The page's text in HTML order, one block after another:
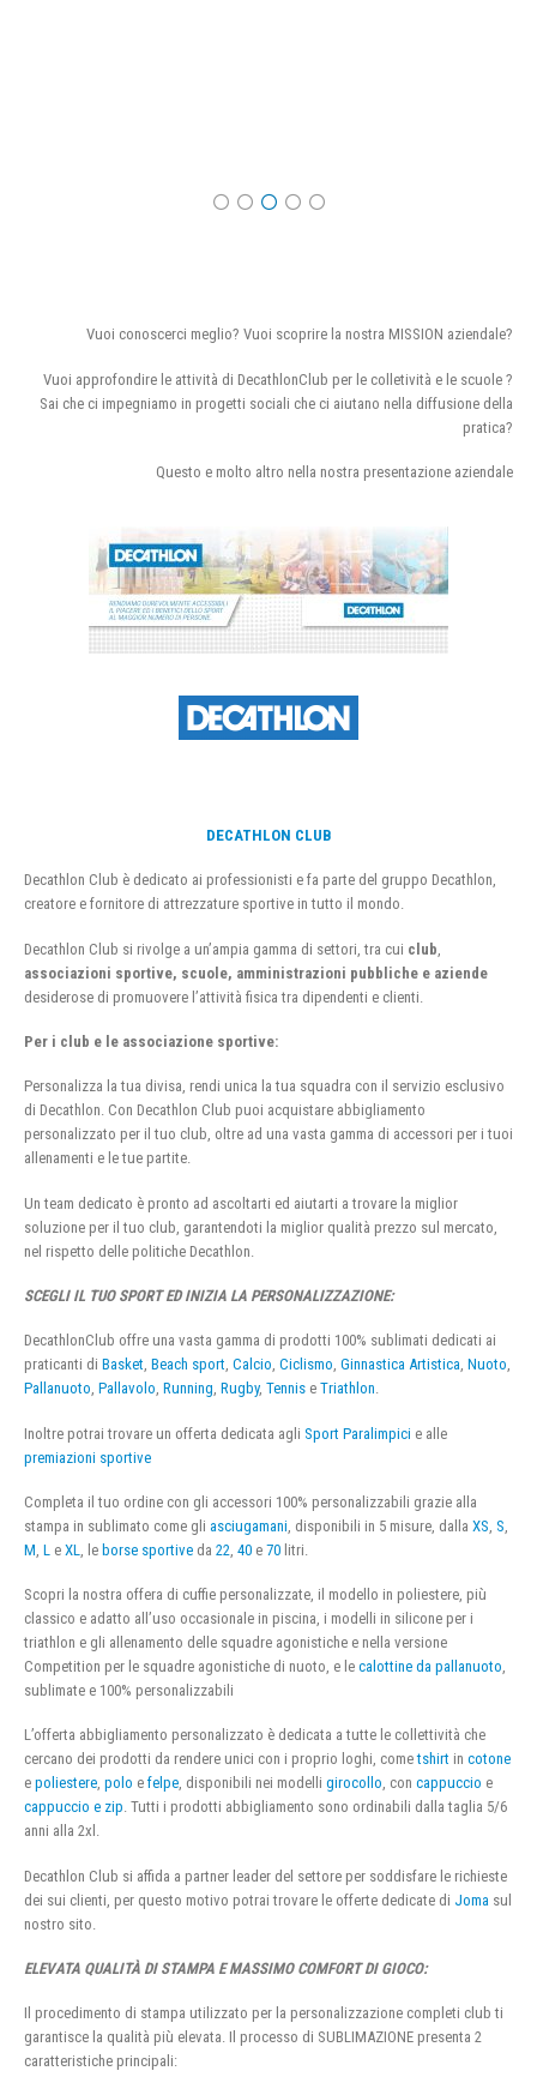
Vuoi conoscerci meglio? Vuoi scoprire la nostra MISSION aziendale?
Vuoi approfondire le attività di DecathlonClub per le colletività e le scuole ?
Sai che ci impegniamo in progetti sociali che ci aiutano nella diffusione della
pratica?
Questo e molto altro nella nostra presentazione aziendale
DECATHLON CLUB
Decathlon Club è dedicato ai professionisti e fa parte del gruppo Decathlon,
creatore e fornitore di attrezzature sportive in tutto il mondo.
Decathlon Club si rivolge a un’ampia gamma di settori, tra cui club
associazioni sportive, scuole, amministrazioni pubbliche e aziende
desiderose di promuovere l’attività fisica tra dipendenti e clienti.
Per i club e le associazione sportive:
Personalizza la tua divisa, rendi unica la tua squadra con il servizio esclusivo
di Decathlon. Con Decathlon Club puoi acquistare abbigliamento
personalizzato per il tuo club, oltre ad una vasta gamma di accessori per i tuoi
allenamenti e le tue partite.
Un team dedicato è pronto ad ascoltarti ed aiutarti a trovare la miglior
soluzione per il tuo club, garantendoti la miglior qualità prezzo sul mercato,
nel rispetto delle politiche Decathlon.
SCEGLI IL TUO SPORT ED INIZIA LA PERSONALIZZAZIONE:
DecathlonClub offre una vasta gamma di prodotti 100% sublimati dedicati ai
praticanti di Basket, Beach sport, Calcio, Ciclismo, Ginnastica Artistica, Nuoto,
Pallanuoto, Pallavolo, Running, Rugby, Tennis e Triathlon.
Inoltre potrai trovare un offerta dedicata agli Sport Paralimpici e alle
premiazioni sportive
Completa il tuo ordine con gli accessori 100% personalizzabili grazie alla
stampa in sublimato come gli asciugamani , disponibili in 5 misure, dalla XS S
M L e XL , le borse sportive da 22 40 e 70 litri.
Scopri la nostra offera di cuffie personalizzate, il modello in poliestere, più
classico e adatto all’uso occasionale in piscina, i modelli in silicone per i
triathlon e gli allenamento delle squadre agonistiche e nella versione
Competition per le squadre agonistiche di nuoto, e le calottine da pallanuoto,
sublimate e 100% personalizzabili
L’offerta abbigliamento personalizzato è dedicata a tutte le collettività che
cercano dei prodotti da rendere unici con i proprio loghi, cometshirt in cotone
e poliestere, polo e felpe, disponibili nei modelli girocollo, con cappuccio e
cappuccio e zip. Tutti i prodotti abbigliamento sono ordinabili dalla taglia 5/6
anni alla 2xl.
Decathlon Club si affida a partner leader del settore per soddisfare le richieste
dei sui clienti, per questo motivo potrai trovare le offerte dedicate di Joma sul
nostro sito.
ELEVATA QUALITÀ DI STAMPA E MASSIMO COMFORT DI GIOCO:
Il procedimento di stampa utilizzato per la personalizzazione completi club ti
garantisce la qualità più elevata. Il processo di SUBLIMAZIONE presenta 2
caratteristiche principali: